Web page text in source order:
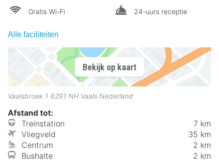
Gratis Wi-Fi
24-uurs receptie
Alle faciliteiten
Bekijk op kaart
Vaalsbroek 1 6291 NH Vaals Nederland
Afstand tot:
Treinstation
7 km
Vliegveld
35 km
Centrum
2 km
Bushalte
2 km